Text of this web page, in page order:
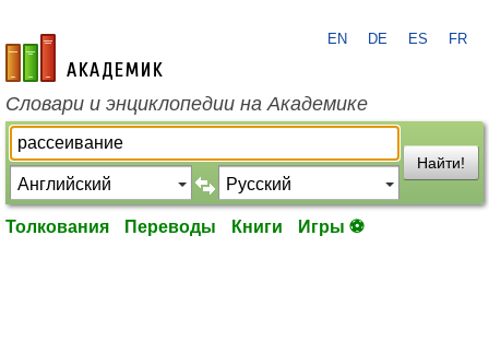
academic.ru
EN DE ES FR
Словари и энциклопедии на Академике
Найти!
Толкования Переводы Книги Игры ⚽